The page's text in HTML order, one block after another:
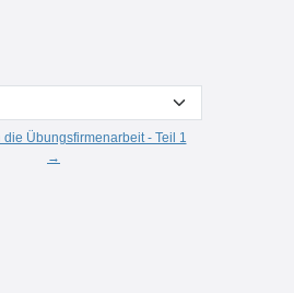
die Übungsfirmenarbeit - Teil 1
→